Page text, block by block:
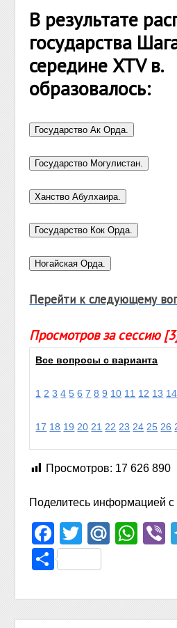
В результате
государства
середине XTV в.
образовалось:
Перейти к следующему
Просмотров за сессию
Все вопросы с варианта
1 2 3 4 5 6 7 8 9 10 11 12 13 14
17 18 19 20 21 22 23 24 25 26
Просмотров: 17 626 890
Поделитесь информацией с
Facebook
Twitter
Отправить